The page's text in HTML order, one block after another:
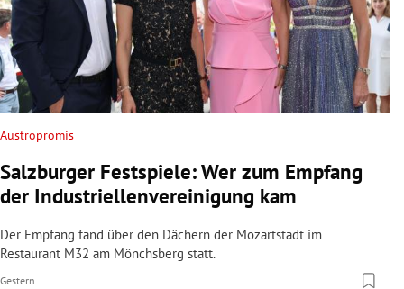
Untermenü
Untermenü
Untermenü
Untermenü
Untermenü
Austropromis
Salzburger Festspiele: Wer zum Empfang
der Industriellenvereinigung kam
Der Empfang fand über den Dächern der Mozartstadt im
Restaurant M32 am Mönchsberg statt.
Gestern